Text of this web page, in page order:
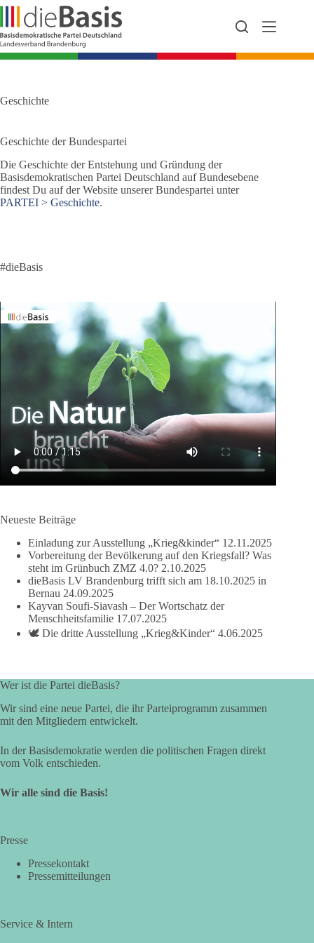
Zum
Inhalt
springen
Geschichte
Geschichte der Bundespartei
Die Geschichte der Entstehung und Gründung der
Basisdemokratischen Partei Deutschland auf Bundesebene
findest Du auf der Website unserer Bundespartei unter
PARTEI > Geschichte.
#dieBasis
Neueste Beiträge
Einladung zur Ausstellung „Krieg&kinder“ 12.11.2025
Vorbereitung der Bevölkerung auf den Kriegsfall? Was
steht im Grünbuch ZMZ 4.0? 2.10.2025
dieBasis LV Brandenburg trifft sich am 18.10.2025 in
Bernau 24.09.2025
Kayvan Soufi-Siavash – Der Wortschatz der
Menschheitsfamilie 17.07.2025
🕊️ Die dritte Ausstellung „Krieg&Kinder“ 4.06.2025
Wer ist die Partei dieBasis?
Wir sind eine neue Partei, die ihr Parteiprogramm zusammen
mit den Mitgliedern entwickelt.
In der Basisdemokratie werden die politischen Fragen direkt
vom Volk entschieden.
Wir alle sind die Basis!
Presse
Pressekontakt
Pressemitteilungen
Service & Intern